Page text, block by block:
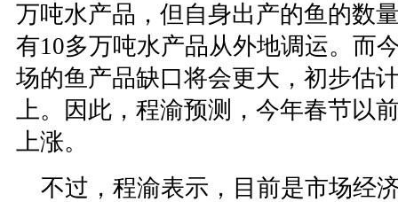
万吨水产品，但自身出产的鱼的数
有10多万吨水产品从外地调运。而
场的鱼产品缺口将会更大，初步估
上。因此，程渝预测，今年春节以
上涨。
不过，程渝表示，目前是市场经